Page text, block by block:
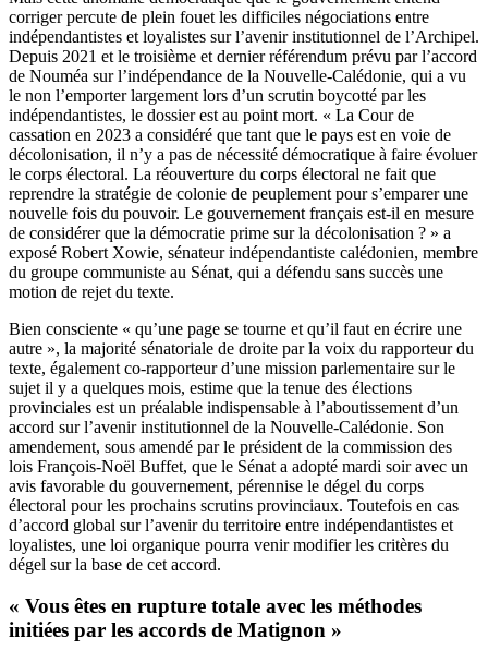
corriger percute de plein fouet les difficiles négociations entre
indépendantistes et loyalistes sur l’avenir institutionnel de l’Archipel.
Depuis 2021 et le troisième et dernier référendum prévu par l’accord
de Nouméa sur l’indépendance de la Nouvelle-Calédonie, qui a vu
le non l’emporter largement lors d’un scrutin boycotté par les
indépendantistes, le dossier est au point mort. « La Cour de
cassation en 2023 a considéré que tant que le pays est en voie de
décolonisation, il n’y a pas de nécessité démocratique à faire évoluer
le corps électoral. La réouverture du corps électoral ne fait que
reprendre la stratégie de colonie de peuplement pour s’emparer une
nouvelle fois du pouvoir. Le gouvernement français est-il en mesure
de considérer que la démocratie prime sur la décolonisation ? » a
exposé Robert Xowie, sénateur indépendantiste calédonien, membre
du groupe communiste au Sénat, qui a défendu sans succès une
motion de rejet du texte.
Bien consciente « qu’une page se tourne et qu’il faut en écrire une
autre », la majorité sénatoriale de droite par la voix du rapporteur du
texte, également co-rapporteur d’une mission parlementaire sur le
sujet il y a quelques mois, estime que la tenue des élections
provinciales est un préalable indispensable à l’aboutissement d’un
accord sur l’avenir institutionnel de la Nouvelle-Calédonie. Son
amendement, sous amendé par le président de la commission des
lois François-Noël Buffet, que le Sénat a adopté mardi soir avec un
avis favorable du gouvernement, pérennise le dégel du corps
électoral pour les prochains scrutins provinciaux. Toutefois en cas
d’accord global sur l’avenir du territoire entre indépendantistes et
loyalistes, une loi organique pourra venir modifier les critères du
dégel sur la base de cet accord.
« Vous êtes en rupture totale avec les méthodes
initiées par les accords de Matignon »